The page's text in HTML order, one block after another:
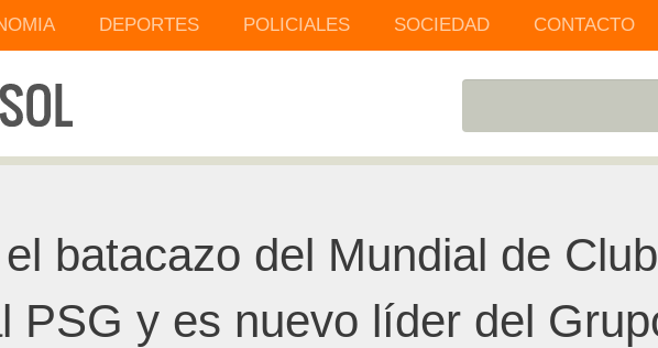
DEPORTES POLICIALES SOCIEDAD CONTACTO
batacazo del Mundial de
PSG y es nuevo líder del